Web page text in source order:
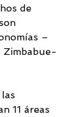
de
–
Zimbabue-
11 áreas